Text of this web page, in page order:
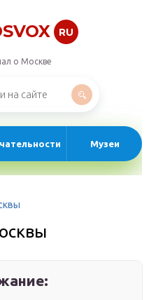
RU
о Москве
Музеи